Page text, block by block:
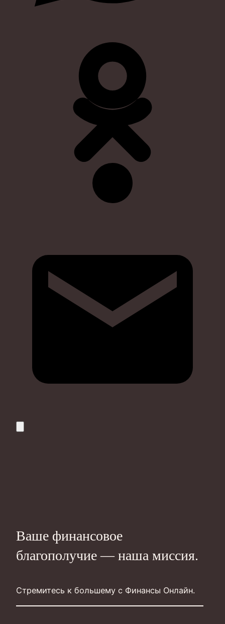
Ваше финансовое
благополучие — наша миссия.
Стремитесь к большему с Финансы Онлайн.